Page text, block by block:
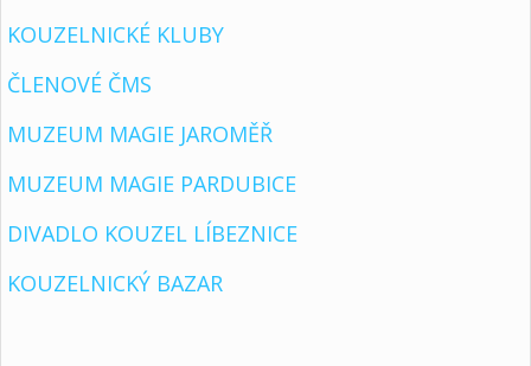
KOUZELNICKÉ KLUBY
ČLENOVÉ ČMS
MUZEUM MAGIE JAROMĚŘ
MUZEUM MAGIE PARDUBICE
DIVADLO KOUZEL LÍBEZNICE
KOUZELNICKÝ BAZAR